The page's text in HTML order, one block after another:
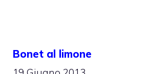
Bonet al limone